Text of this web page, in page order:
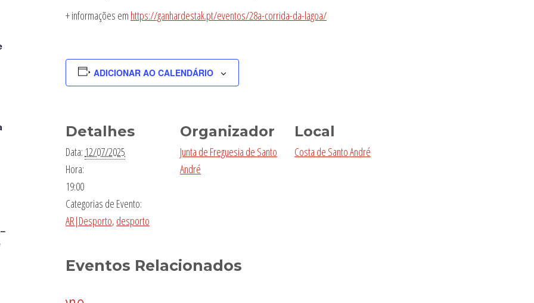
+ informações em https://ganhardestak.pt/eventos/28a-corrida-da-lagoa/
ADICIONAR AO CALENDÁRIO
Detalhes
Data: 12/07/2025
Hora:
19:00
Categorias de Evento:
AR|Desporto, desporto
Organizador
Junta de Freguesia de Santo
André
Local
Costa de Santo André
Eventos Relacionados